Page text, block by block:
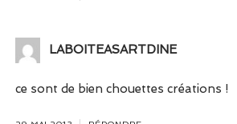
LABOITEASARTDINE
ce sont de bien chouettes créations !